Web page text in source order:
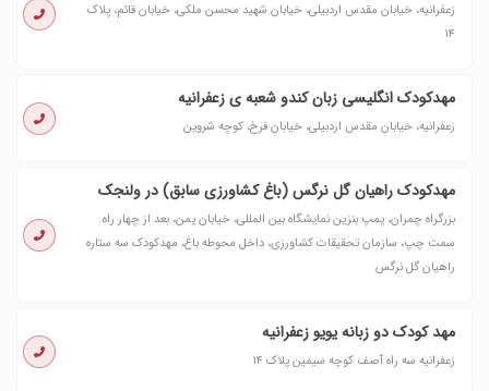
زعفرانیه، خیابان مقدس اردبیلی، خیابان شهید محسن ملکی، خیابان قائم، پلاک
۱۴
مهدکودک انگلیسی زبان کندو شعبه ی زعفرانیه
زعفرانیه، خیابان مقدس اردبیلی، خیابان فرخ، کوچه شروین
مهدکودک راهیان گل نرگس (باغ کشاورزی سابق) در ولنجک
بزرگراه چمران، پمپ بنزین نمایشگاه بین المللی، خیابان یمن، بعد از چهار راه
سمت چپ، سازمان تحقیقات کشاورزی، داخل محوطه باغ، مهدکودک سه ستاره
راهیان گل نرگس
مهد کودک دو زبانه یویو زعفرانیه
زعفرانیه سه راه آصف کوچه سیمین پلاک ۱۴